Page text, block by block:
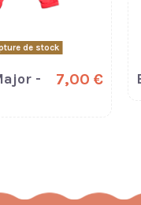
de stock
-
7,00 €